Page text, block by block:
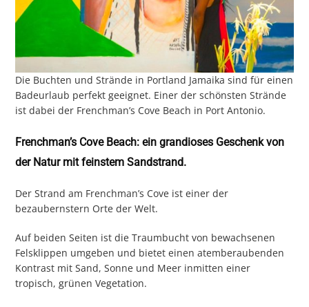
Die Buchten und Strände in Portland Jamaika sind für einen
Badeurlaub perfekt geeignet. Einer der schönsten Strände
ist dabei der Frenchman’s Cove Beach in Port Antonio.
Frenchman’s Cove Beach: ein grandioses Geschenk von
der Natur mit feinstem Sandstrand.
Der Strand am Frenchman’s Cove ist einer der
bezaubernstern Orte der Welt.
Auf beiden Seiten ist die Traumbucht von bewachsenen
Felsklippen umgeben und bietet einen atemberaubenden
Kontrast mit Sand, Sonne und Meer inmitten einer
tropisch, grünen Vegetation.